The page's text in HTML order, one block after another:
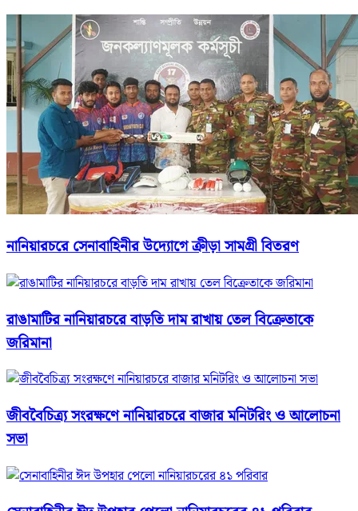
নানিয়ারচরে সেনাবাহিনীর উদ্যোগে ক্রীড়া সামগ্রী বিতরণ
রাঙামাটির নানিয়ারচরে বাড়তি দাম রাখায় তেল বিক্রেতাকে
জরিমানা
জীববৈচিত্র্য সংরক্ষণে নানিয়ারচরে বাজার মনিটরিং ও আলোচনা
সভা